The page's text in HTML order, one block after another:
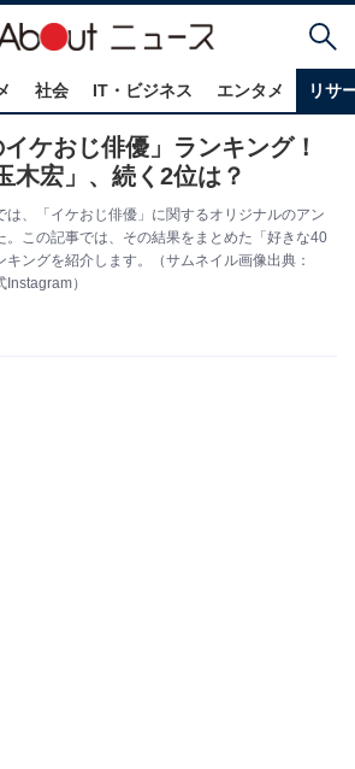
社会 IT・ビジネス エンタメ リサ
ケおじ俳優」ランキング！
木宏」、続く2位は？
は、「イケおじ俳優」に関するオリジナルのアン
。この記事では、その結果をまとめた「好きな40
ングを紹介します。（サムネイル画像出典：
Instagram）